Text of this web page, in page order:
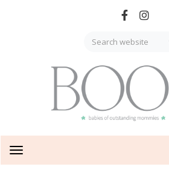
Toggle
navigation